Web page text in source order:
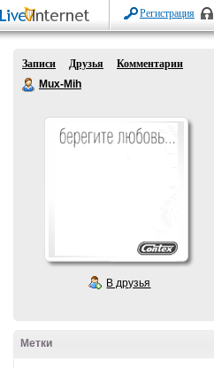
Регистрация
Записи Друзья
Комментарии
Mux-Mih
В друзья
Метки